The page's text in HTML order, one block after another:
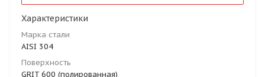
Характеристики
Марка стали
AISI 304
Поверхность
GRIT 600 (полированная)